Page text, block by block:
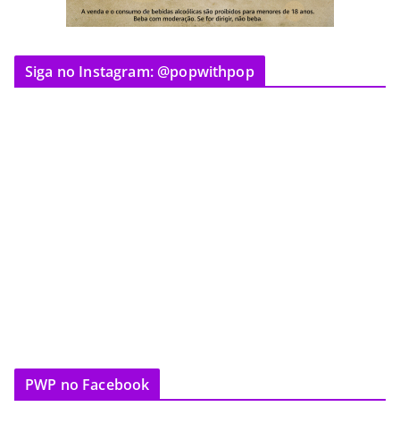
Siga no Instagram: @popwithpop
PWP no Facebook